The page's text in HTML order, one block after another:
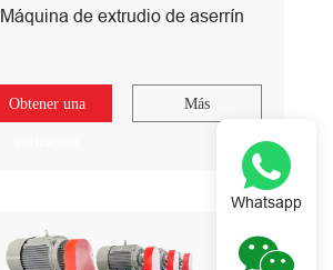
Máquina de extrudio de aserrín
Obtener una Más
Whatsapp